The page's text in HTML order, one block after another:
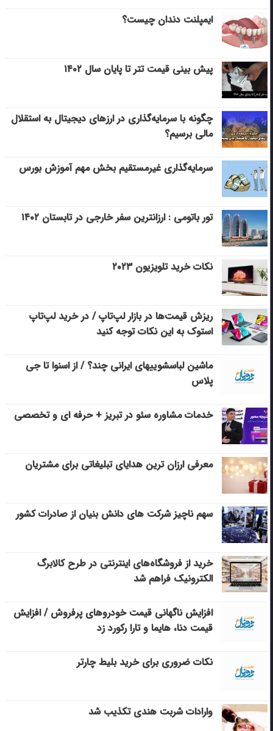
ایمپلنت دندان چیست؟
پیش بینی قیمت تتر تا پایان سال ۱۴۰۲
چگونه با سرمایه‌گذاری در ارزهای دیجیتال به استقلال
مالی برسیم؟
سرمایه‌گذاری غیرمستقیم بخش مهم آموزش بورس
تور باتومی : ارزانترین سفر خارجی در تابستان ۱۴۰۲
نکات خرید تلویزیون ۲۰۲۳
ریزش قیمت‌ها در بازار لپ‌تاپ / در خرید لپ‌تاپ
استوک به این نکات توجه کنید
ماشین لباسشویی‎های ایرانی چند؟ / از اسنوا تا جی
پلاس
خدمات مشاوره سئو در تبریز + حرفه ای و تخصصی
معرفی ارزان ترین هدایای تبلیغاتی برای مشتریان
سهم ناچیز شرکت های دانش بنیان از صادرات کشور
خرید از فروشگاه‌های اینترنتی در طرح کالابرگ
الکترونیک فراهم شد
افزایش ناگهانی قیمت خودروهای پرفروش / افزایش
قیمت دنا، هایما و تارا رکورد زد
نکات ضروری برای خرید بلیط چارتر
وارادات شربت هندی تکذیب شد